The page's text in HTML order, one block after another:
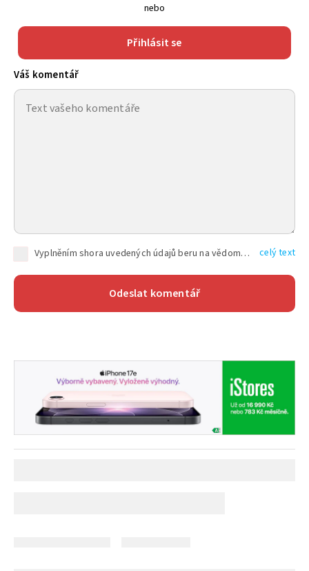
nebo
Přihlásit se
Váš komentář
Vyplněním shora uvedených údajů beru na vědomí, že společnost TEXT FACTORY s.r.o., sídlem Brno, Durďákova 336/29, Černá Pole, PSČ: 613 00, IČ: 06157831, zapsané u Krajského soudu v Brně, oddíl C, vložka 100399, bude zpracovávat mé osobní údaje uvedené v rámci mnou vyplněného registračního formuláře na základě oprávněných zájmů TEXT FACTORY s.r.o. dle čl. 6 odst. 1 písm. f) GDPR a pro splnění právních povinností (čl. 6 odst. 1 písm. c) GDPR), a to pro tyto účely: nezbytnost zajistit oprávnění návštěvníka webových stránek provozovaných společností TEXT FACTORY s.r.o. přispívat aktivně ke zveřejněným článkům nebo v rámci diskusních fór a výkon práv TEXT FACTORY s.r.o. jako administrátora těchto diskusních fór. Více informací o zpracování osobních údajů a právech lze nalézt v celý text